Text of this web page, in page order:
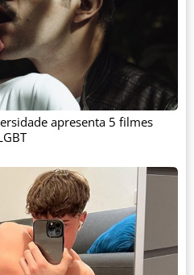
apresenta 5 filmes